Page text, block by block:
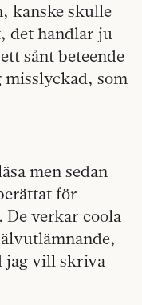
kanske skulle
det handlar ju
sånt beteende
misslyckad, som
men sedan
för
De verkar coola
jag vill skriva